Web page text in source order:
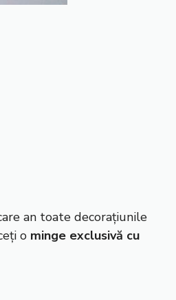
an toate decorațiunile
o minge exclusivă cu